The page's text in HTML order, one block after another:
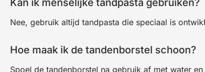
Kan ik menselijke tandpasta gebruiken?
Nee, gebruik altijd tandpasta die speciaal is
Hoe maak ik de tandenborstel schoon?
Spoel de tandenborstel na gebruik af met water